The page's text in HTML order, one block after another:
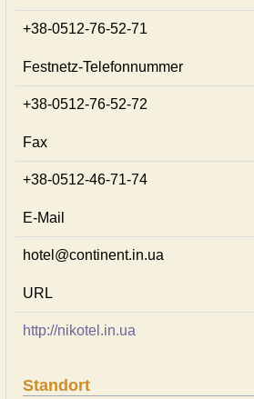
+38-0512-76-52-71
Festnetz-Telefonnummer
+38-0512-76-52-72
Fax
+38-0512-46-71-74
E-Mail
hotel@continent.in.ua
URL
http://nikotel.in.ua
Standort